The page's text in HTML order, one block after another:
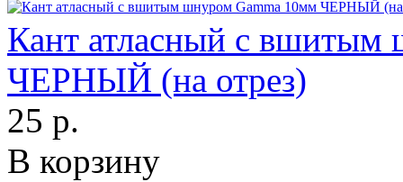
Кант атласный с
ЧЕРНЫЙ (на отрез)
25 р.
В корзину